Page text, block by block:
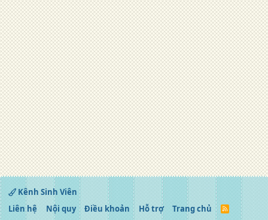
Kênh Sinh Viên
Liên hệ
Nội quy Điều khoản Hỗ trợ Trang chủ
R